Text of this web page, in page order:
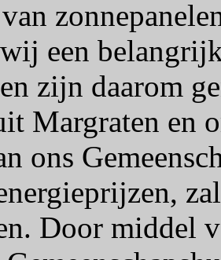
een
zijn daarom
Margraten en
ons
Door middel